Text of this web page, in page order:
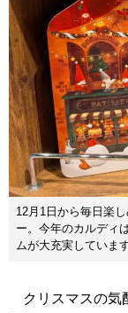
12月1日から毎日楽
ー。今年のカルディ
ムが大充実していま
クリスマスの気